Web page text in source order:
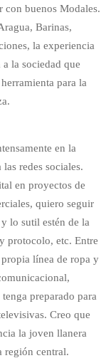
con buenos Modales.
Barinas,
la experiencia
la sociedad que
para la
en la
redes sociales.
en proyectos de
quiero seguir
lo sutil estén de la
protocolo, etc. Entre
línea de ropa y
preparado para
Creo que
la joven llanera
región central.